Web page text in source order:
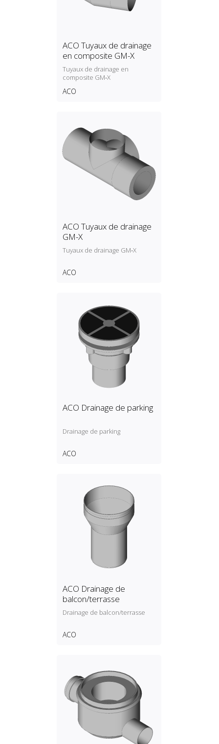
ACO Tuyaux de drainage
en composite GM-X
Tuyaux de drainage en
composite GM‑X
ACO
ACO Tuyaux de drainage
GM-X
Tuyaux de drainage GM‑X
ACO
ACO Drainage de parking
Drainage de parking
ACO
ACO Drainage de
balcon/terrasse
Drainage de balcon/terrasse
ACO